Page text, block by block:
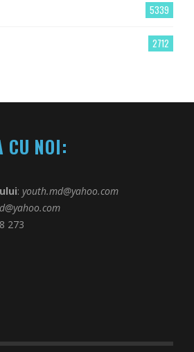
5339
2712
CU NOI:
: youth.md@yahoo.com
273